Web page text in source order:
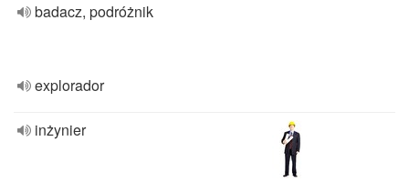
badacz, podróżnik
explorador
inżynier